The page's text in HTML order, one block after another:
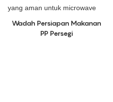
Wadah Persiapan Makanan
PP Persegi